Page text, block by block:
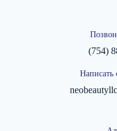
(754)
Написать